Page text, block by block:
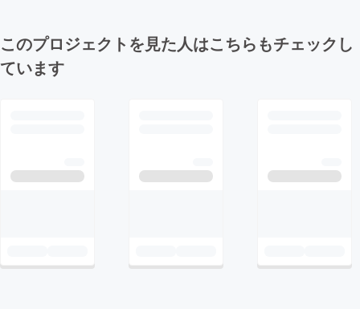
このプロジェクトを見た人はこちらもチェックし
ています